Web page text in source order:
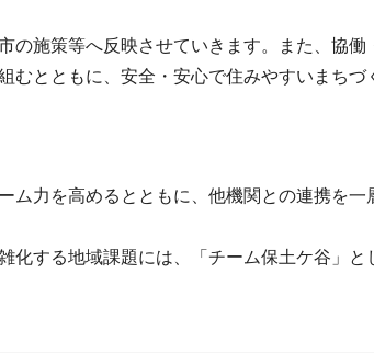
の施策等へ反映させていきます。また、協働
とともに、安全・安心で住みやすいまちづ
ム力を高めるとともに、他機関との連携を一
する地域課題には、「チーム保土ケ谷」と